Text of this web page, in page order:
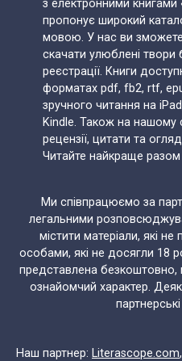
з електронними книгами
пропонує широкий
мовою. У нас ви
скачати улюблені твори
реєстрації. Книги
форматах pdf, fb2, rtf,
зручного читання на
Kindle. Також на нашому
рецензії, цитати та
Читайте найкраще разом
Ми співпрацюємо за
легальними
містити матеріали, які
особами, які не досягли 18
представлена
ознайомчий характер.
Наш партнер: Literascope.com,